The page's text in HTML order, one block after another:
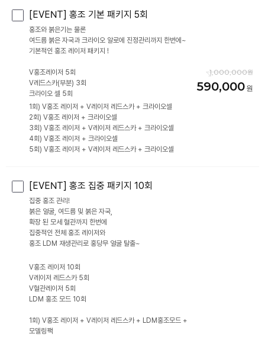
[EVENT] 홍조 기본 패키지 5회
홍조와 붉은기는 물론
여드름 붉은 자국과 크라이오 알로에 진정관리까지 한번에~
기본적인 홍조 레이저 패키지 !
V홍조레이저 5회
V레드스카(부분) 3회
1회) V홍조 레이저 + V레이저 레드스카 + 크라이오셀
2회) V홍조 레이저 + 크라이오셀
3회) V홍조 레이저 + V레이저 레드스카 + 크라이오셀
4회) V홍조 레이저 + 크라이오셀
1,000,000
590,000
[EVENT] 홍조 집중 패키지 10회
집중 홍조 관리!
붉은 얼굴, 여드름 및 붉은 자국,
확장 된 모세 혈관까지 한번에
집중적인 전체 홍조 레이저와
V홍조 레이저 10회
V레이저 레드스카 5회
V혈관레이저 5회
LDM 홍조 모드 10회
1회) V홍조 레이저 + V레이저 레드스카 + LDM홍조모드 +
모델링팩